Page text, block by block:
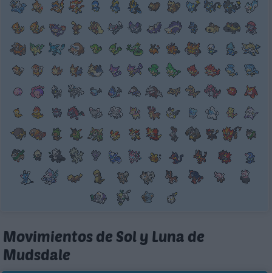
Movimientos de Sol y Luna de
Mudsdale